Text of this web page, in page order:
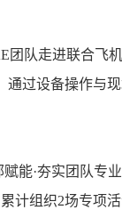
团队走进联合飞
通过设备操作与
能·夯实团队专
组织2场专项活